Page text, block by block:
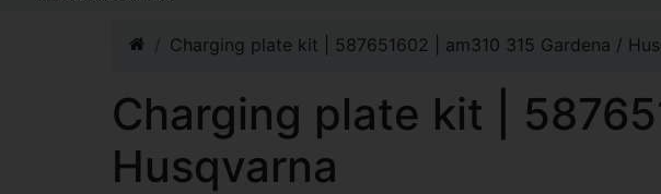
Charging plate kit | 587651602 | am310 315 Gardena /
Charging plate kit |
Husqvarna